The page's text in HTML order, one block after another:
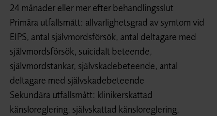
24 månader eller mer efter behandlingsslut
Primära utfallsmått: allvarlighetsgrad av symtom vid
EIPS, antal självmordsförsök, antal deltagare med
självmordsförsök, suicidalt beteende,
självmordstankar, självskadebeteende, antal
deltagare med självskadebeteende
Sekundära utfallsmått: klinikerskattad
känsloreglering, självskattad känsloreglering,